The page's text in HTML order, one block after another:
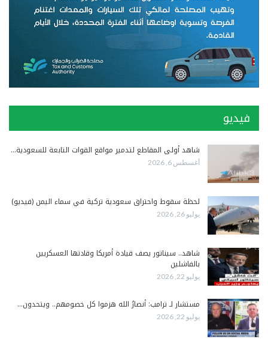
فيديو
شاهد أولى المقاطع لتدمير مواقع القوات التابعة للسعودية…
أغسطس 6, 2026
لحظة سقوط واحتراق سعودية تركية في سماء اليمن (فيديو)
يوليو 26, 2026
شاهد.. سيناتور يصف قيادة أمريكا وقادتها العسكريين
بالفاشلين
يوليو 22, 2026
مستشار لـ ترامب: أنصارُ الله هزموا كل خصومهم.. ويتحدون…
يوليو 22, 2026